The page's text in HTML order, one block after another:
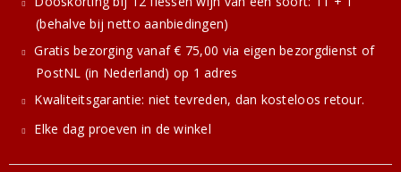
(behalve bij netto aanbiedingen)
Gratis bezorging vanaf € 75,00 via eigen bezorgdienst of
PostNL (in Nederland) op 1 adres
Kwaliteitsgarantie: niet tevreden, dan kosteloos retour.
Elke dag proeven in de winkel